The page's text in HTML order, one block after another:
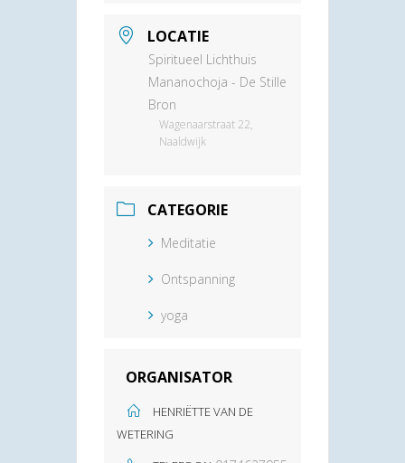
LOCATIE
Spiritueel Lichthuis
Mananochoja - De Stille
Bron
Wagenaarstraat 22,
Naaldwijk
CATEGORIE
Meditatie
Ontspanning
yoga
ORGANISATOR
HENRIËTTE VAN DE
WETERING